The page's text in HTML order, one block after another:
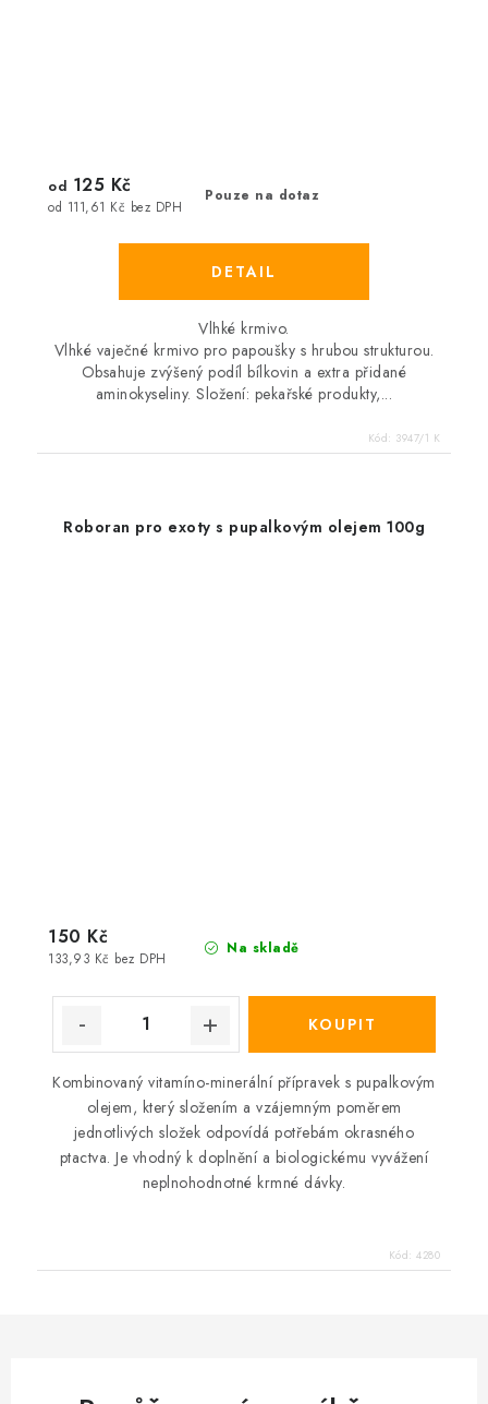
Pouze na dotaz
od 111,61 Kč bez DPH
od 125 Kč
Vlhké krmivo.
Vlhké vaječné krmivo pro papoušky s hrubou strukturou.
Obsahuje zvýšený podíl bílkovin a extra přidané
aminokyseliny. Složení: pekařské produkty,...
Kód: 3947/1 K
Roboran pro exoty s pupalkovým olejem 100g
Na skladě
133,93 Kč bez DPH
150 Kč
Kombinovaný vitamíno-minerální přípravek s pupalkovým
olejem, který složením a vzájemným poměrem
jednotlivých složek odpovídá potřebám okrasného
ptactva. Je vhodný k doplnění a biologickému vyvážení
neplnohodnotné krmné dávky.
Kód: 4280